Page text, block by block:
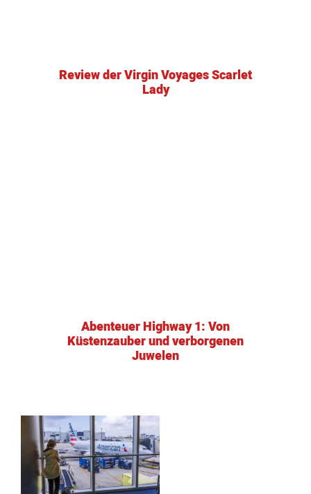
Review der Virgin Voyages Scarlet
Lady
Abenteuer Highway 1: Von
Küstenzauber und verborgenen
Juwelen